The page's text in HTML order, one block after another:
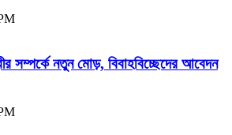
সম্পর্কে নতুন মোড়, বিবাহবিচ্ছেদের আবেদন